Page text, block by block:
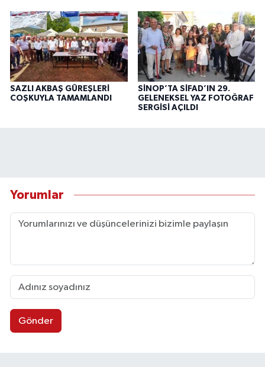
SAZLI AKBAŞ GÜREŞLERİ
COŞKUYLA TAMAMLANDI
SİNOP’TA SİFAD’IN 29.
GELENEKSEL YAZ FOTOĞRAF
SERGİSİ AÇILDI
Yorumlar
Gönder